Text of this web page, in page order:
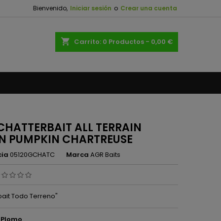
Bienvenido, Iniciar sesión o Crear una cuenta
shopping_cart Carrito: 0 Productos - 0,00 €
ALL TERRAIN
PUMPKIN CHARTREUSE
05120GCHATC Marca AGR Baits
Todo Terreno"